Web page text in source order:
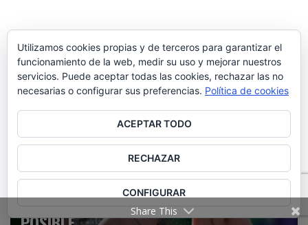
SEGUIDORES
9,585 5,327
ONG OTRO MUNDO ES
Share This
Utilizamos cookies propias y de terceros para garantizar el
funcionamiento de la web, medir su uso y mejorar nuestros
servicios. Puede aceptar todas las cookies, rechazar las no
necesarias o configurar sus preferencias. Política de cookies
ACEPTAR TODO
RECHAZAR
CONFIGURAR